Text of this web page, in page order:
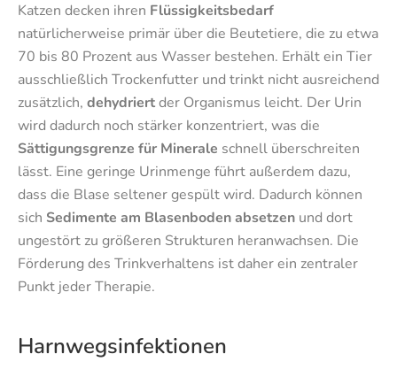
Katzen decken ihren Flüssigkeitsbedarf
natürlicherweise primär über die Beutetiere, die zu etwa
70 bis 80 Prozent aus Wasser bestehen. Erhält ein Tier
ausschließlich Trockenfutter und trinkt nicht ausreichend
zusätzlich, dehydriertder Organismus leicht. Der Urin
wird dadurch noch stärker konzentriert, was die
Sättigungsgrenze für Minerale schnell überschreiten
lässt. Eine geringe Urinmenge führt außerdem dazu,
dass die Blase seltener gespült wird. Dadurch können
sich Sedimente am Blasenboden absetzen und dort
ungestört zu größeren Strukturen heranwachsen. Die
Förderung des Trinkverhaltens ist daher ein zentraler
Punkt jeder Therapie.
Harnwegsinfektionen